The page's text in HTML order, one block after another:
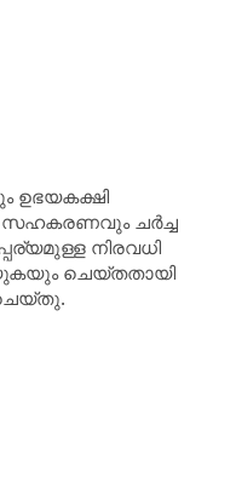
ഉഭയകക്ഷി
സഹകരണവും ചർച്ച
നിരവധി
ചെയ്തതായി